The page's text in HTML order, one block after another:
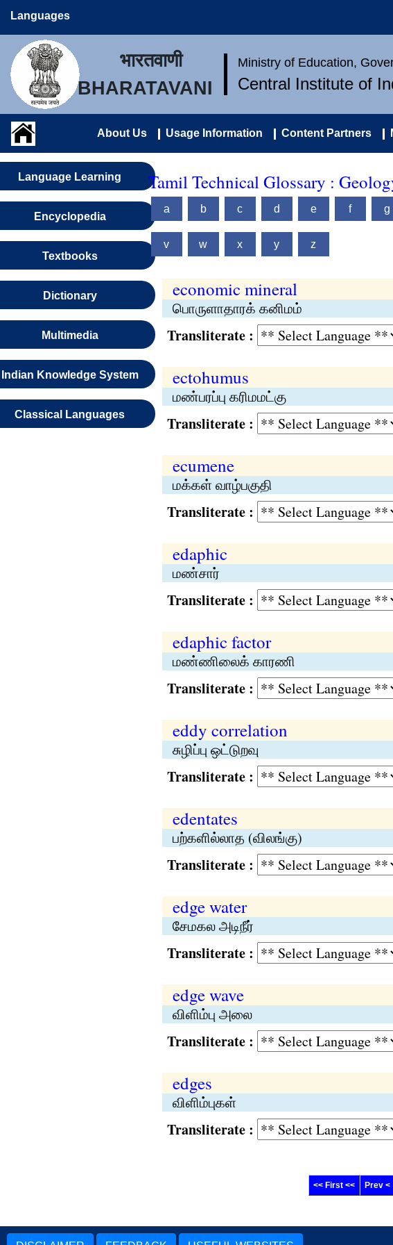
Languages
भारतवाणी
BHARATAVANI
Ministry of Education,
Central Institute of
About Us Usage Information Content Partners
Language Learning
Encyclopedia
Textbooks
Dictionary
Multimedia
Indian Knowledge System
Classical Languages
Tamil Technical Glossary :
a b c d e f g
v w x y z
economic mineral
பொருளாதாரக் கனிமம்
Transliterate :
ectohumus
மண்பரப்பு கரிமமட்கு
Transliterate :
ecumene
மக்கள் வாழ்பகுதி
Transliterate :
edaphic
மண்சார்
Transliterate :
edaphic factor
மண்ணிலைக் காரணி
Transliterate :
eddy correlation
சுழிப்பு ஒட்டுறவு
Transliterate :
edentates
பற்களில்லாத (விலங்கு)
Transliterate :
edge water
சேமகல அடிநீர்
Transliterate :
edge wave
விளிம்பு அலை
Transliterate :
edges
விளிம்புகள்
Transliterate :
<< First << Prev <